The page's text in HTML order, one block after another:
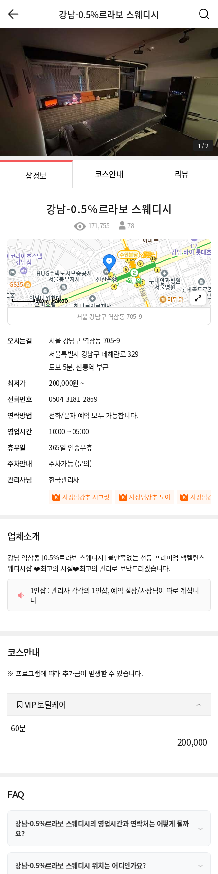
강남-0.5%르라보 스웨디시
1 /2
샵정보 코스안내 리뷰
강남-0.5%르라보 스웨디시
171,755 78
100m
서울 강남구 역삼동 705-9
오시는길
서울 강남구 역삼동 705-9
서울특별시 강남구 테헤란로 329
도보 5분, 선릉역 부근
최저가
200,000원 ~
전화번호
0504-3181-2869
연락방법
전화/문자 예약 모두 가능합니다.
영업시간
10:00 ~ 05:00
휴무일
365일 연중무휴
주차안내
주차가능 (문의)
관리사님
한국관리사
사장님강추 시크릿 사장님강추 도아 사장님강
업체소개
강남 역삼동 [0.5%르라보 스웨디시] 불만족없는 선릉 프리미엄 맥켈란스
웨디시샵 ❤️최고의 시설❤️최고의 관리로 보답드리겠습니다.
1인샵 : 관리사 각각의 1인샵, 예약 실장/사장님이 따로 계십니
다
코스안내
※ 프로그램에 따라 추가금이 발생할 수 있습니다.
VIP 토탈케어
60분
200,000
FAQ
강남-0.5%르라보 스웨디시의 영업시간과 연락처는 어떻게 될까
요?
강남-0.5%르라보 스웨디시 위치는 어디인가요?